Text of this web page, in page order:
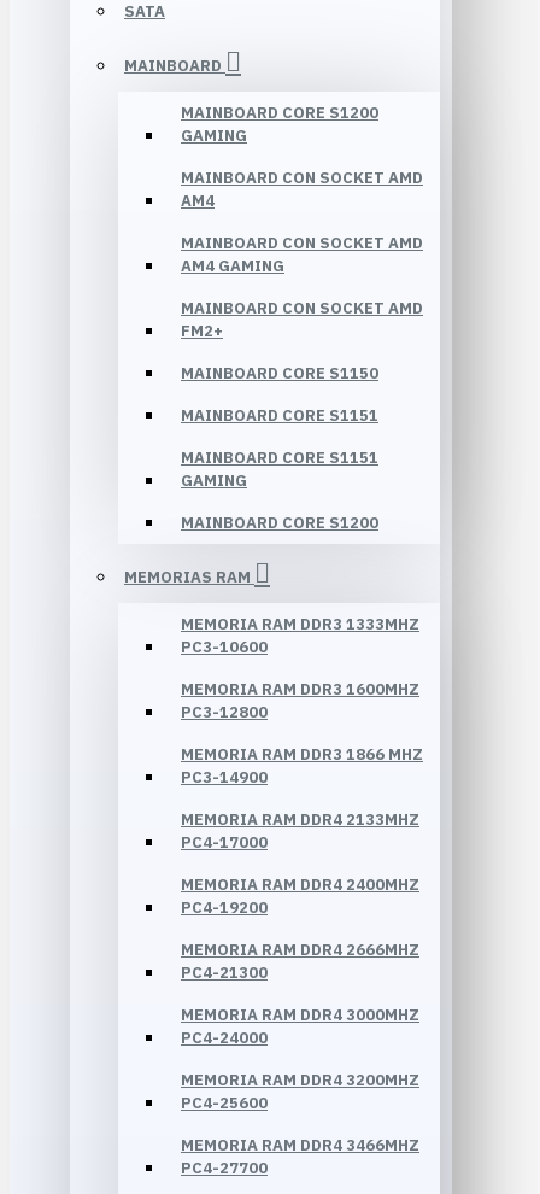
SATA
MAINBOARD
MAINBOARD CORE S1200
GAMING
MAINBOARD CON SOCKET AMD
AM4
MAINBOARD CON SOCKET AMD
AM4 GAMING
MAINBOARD CON SOCKET AMD
FM2+
MAINBOARD CORE S1150
MAINBOARD CORE S1151
MAINBOARD CORE S1151
GAMING
MAINBOARD CORE S1200
MEMORIAS RAM
MEMORIA RAM DDR3 1333MHZ
PC3-10600
MEMORIA RAM DDR3 1600MHZ
PC3-12800
MEMORIA RAM DDR3 1866 MHZ
PC3-14900
MEMORIA RAM DDR4 2133MHZ
PC4-17000
MEMORIA RAM DDR4 2400MHZ
PC4-19200
MEMORIA RAM DDR4 2666MHZ
PC4-21300
MEMORIA RAM DDR4 3000MHZ
PC4-24000
MEMORIA RAM DDR4 3200MHZ
PC4-25600
MEMORIA RAM DDR4 3466MHZ
PC4-27700